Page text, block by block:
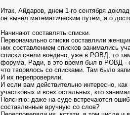
Итак, Айдаров, днем 1-го сентября
он вывел математическим путем, а о
Начинают составлять списки.
Первоначально списки составляли
них составлением списков занимались
списки свели воедино, уже в РОВД, то
форума, Ради, в это время был в РОВД -
что творилось со списками. Там было
И их перепроверяли.
И если вам действительно интересно,
участковых и всех остальных, кто
Поясняю: даже на суде встречаются
составленные вручную со слов?